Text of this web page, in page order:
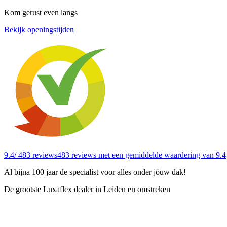
Kom gerust even langs
Bekijk openingstijden
9.4/ 483 reviews483 reviews met een gemiddelde waardering van 9.4
Al bijna 100 jaar de specialist voor alles onder jóuw dak!
De grootste Luxaflex dealer in Leiden en omstreken